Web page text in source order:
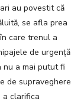
au povestit că
se afla prea
care trenul a
de urgență
nu a mai putut fi
de supraveghere
a clarifica